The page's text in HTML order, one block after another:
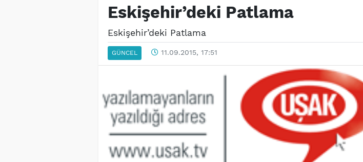
Eskişehir’deki Patlama
Eskişehir’deki Patlama
GÜNCEL 11.09.2015, 17:51